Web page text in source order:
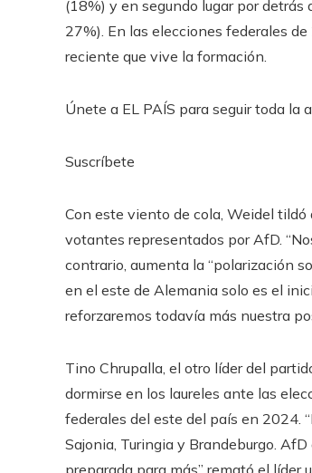
(18%) y en segundo lugar por
27%). En las elecciones federales
reciente que vive la formación.
Únete a EL PAÍS para seguir toda la
Suscríbete
Con este viento de cola, Weidel tildó
votantes representados por AfD.
contrario, aumenta la “polarización
en el este de Alemania solo es el
reforzaremos todavía más nuestra
Tino Chrupalla, el otro líder del
dormirse en los laureles ante las
federales del este del país en 2024.
Sajonia, Turingia y Brandeburgo.